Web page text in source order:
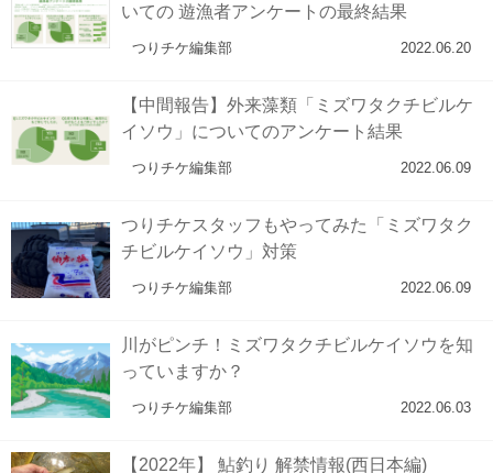
いての 遊漁者アンケートの最終結果
つりチケ編集部 2022.06.20
【中間報告】外来藻類「ミズワタクチビルケ
イソウ」についてのアンケート結果
つりチケ編集部 2022.06.09
つりチケスタッフもやってみた「ミズワタク
チビルケイソウ」対策
つりチケ編集部 2022.06.09
川がピンチ！ミズワタクチビルケイソウを知
っていますか？
つりチケ編集部 2022.06.03
【2022年】 鮎釣り 解禁情報(西日本編)